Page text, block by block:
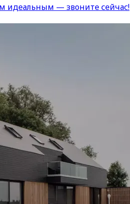
идеальным — звоните сейчас!